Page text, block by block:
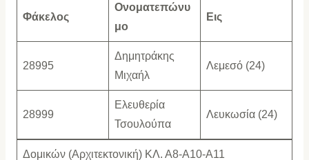
Φάκελος
Ονοματεπώνυ
μο
Εις
28995
Δημητράκης
Μιχαήλ
Λεμεσό (24)
28999
Ελευθερία
Τσουλούπα
Λευκωσία (24)
Δομικών (Αρχιτεκτονική) ΚΛ. Α8-Α10-Α11